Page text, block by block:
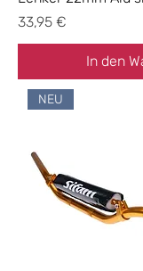
Preis
33,95 €
In den
NEU